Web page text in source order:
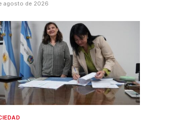
agosto de 2026